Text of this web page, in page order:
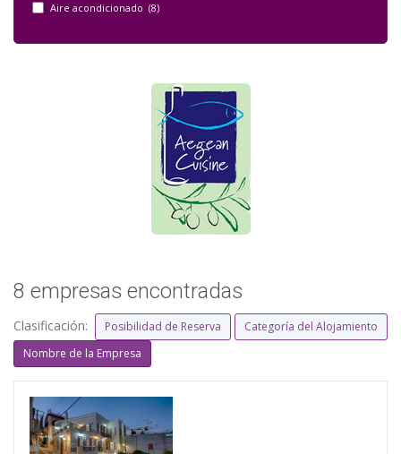
Aire acondicionado (8)
8 empresas encontradas
Clasificación: Posibilidad de Reserva
Categoría del Alojamiento
Nombre de la Empresa